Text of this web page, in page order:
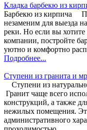
Кладка барбекю из
Барбекю из кирпича
незаменим для выезда
реки. Но если вы
компании, постройте
уютно и комфортно
Подробнее...
Ступени из гранита и
Ступени из
Гранит чаще всего
конструкций, а также
нежилых помещения.
административного